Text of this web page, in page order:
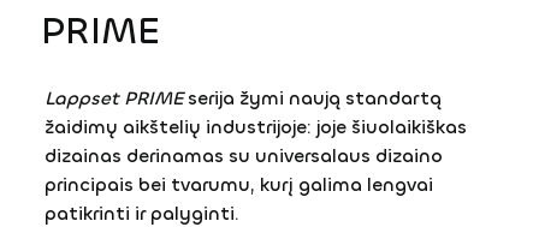
PRIME
Lappset PRIMEserija žymi naują standartą
žaidimų aikštelių industrijoje: joje šiuolaikiškas
dizainas derinamas su universalaus dizaino
principais bei tvarumu, kurį galima lengvai
patikrinti ir palyginti.